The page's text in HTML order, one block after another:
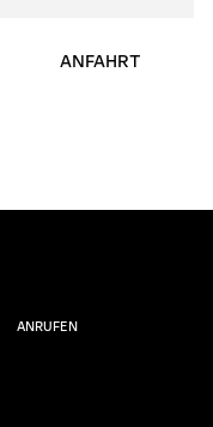
ANFAHRT
ANRUFEN